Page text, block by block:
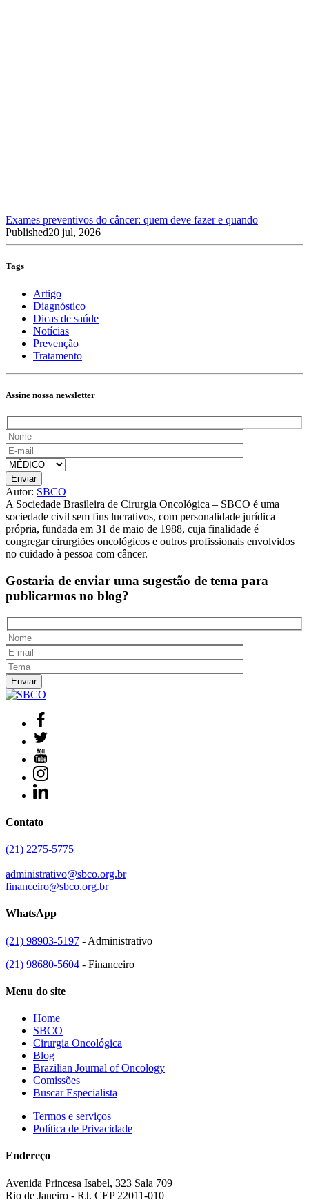
Exames preventivos do câncer: quem deve fazer e quando
Published20 jul, 2026
Tags
Artigo
Diagnóstico
Dicas de saúde
Notícias
Prevenção
Tratamento
Assine nossa newsletter
Autor: SBCO
A Sociedade Brasileira de Cirurgia Oncológica – SBCO é uma
sociedade civil sem fins lucrativos, com personalidade jurídica
própria, fundada em 31 de maio de 1988, cuja finalidade é
congregar cirurgiões oncológicos e outros profissionais envolvidos
no cuidado à pessoa com câncer.
Gostaria de enviar uma sugestão de tema para
publicarmos no blog?
Contato
(21) 2275-5775
administrativo@sbco.org.br
financeiro@sbco.org.br
WhatsApp
(21) 98903-5197 - Administrativo
(21) 98680-5604 - Financeiro
Menu do site
Home
SBCO
Cirurgia Oncológica
Blog
Brazilian Journal of Oncology
Comissões
Buscar Especialista
Termos e serviços
Política de Privacidade
Endereço
Avenida Princesa Isabel, 323 Sala 709
Rio de Janeiro - RJ. CEP 22011-010